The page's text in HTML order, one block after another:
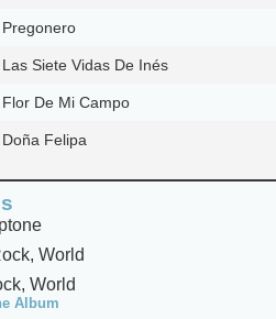
Pregonero
Las Siete Vidas De Inés
Flor De Mi Campo
Doña Felipa
World
World
Album